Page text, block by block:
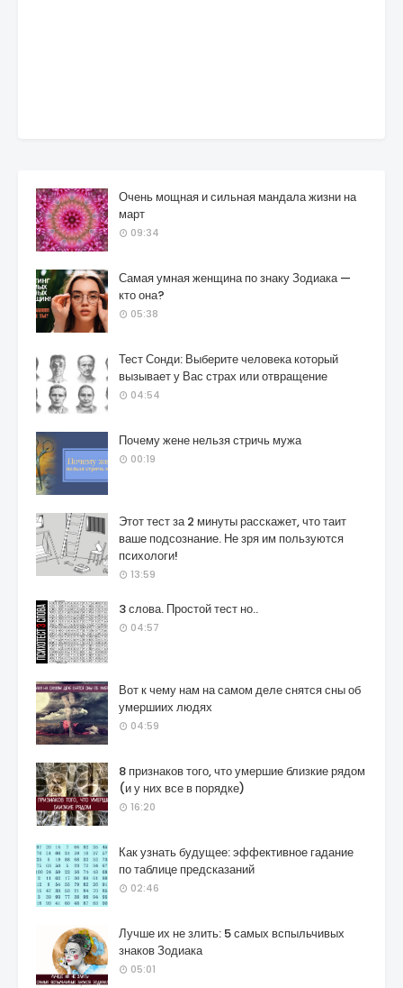
Очень мощная и сильная мандала жизни на
март
09:34
Самая умная женщина по знаку Зодиака —
кто она?
05:38
Тест Сонди: Выберите человека который
вызывает у Вас страх или отвращение
04:54
Почему жене нельзя стричь мужа
00:19
Этот тест за 2 минуты расскажет, что таит
ваше подсознание. Не зря им пользуются
психологи!
13:59
3 слова. Простой тест но..
04:57
Вот к чему нам на самом деле снятся сны об
умершиих людях
04:59
8 признаков того, что умершие близкие рядом
(и у них все в порядке)
16:20
Как узнать будущее: эффективное гадание
по таблице предсказаний
02:46
Лучше их не злить: 5 самых вспыльчивых
знаков Зодиака
05:01